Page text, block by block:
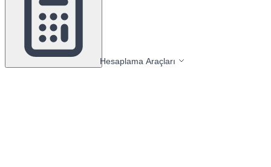
Hesaplama Araçları